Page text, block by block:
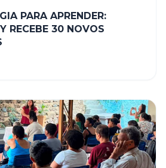
PARA APRENDER:
RECEBE 30 NOVOS